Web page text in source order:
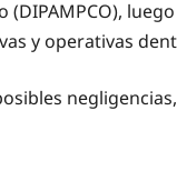
(DIPAMPCO),
y operativas